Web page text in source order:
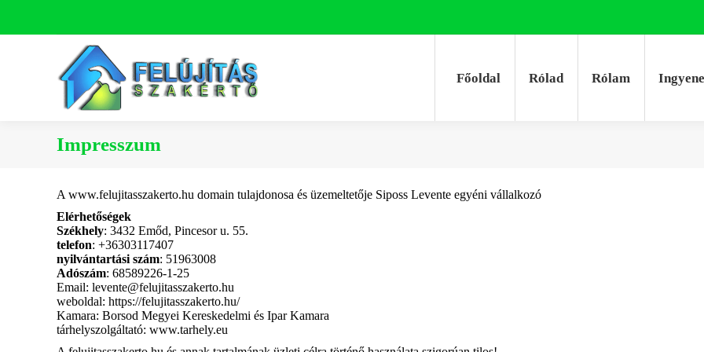
Főoldal Rólad Rólam
Impresszum
A www.felujitasszakerto.hu domain tulajdonosa és üzemeltetője Siposs Levente egyéni vállalkozó
Elérhetőségek
Székhely: 3432 Emőd, Pincesor u. 55.
telefon: +36303117407
nyilvántartási szám: 51963008
Adószám: 68589226-1-25
Email: levente@felujitasszakerto.hu
weboldal: https://felujitasszakerto.hu/
Kamara: Borsod Megyei Kereskedelmi és Ipar Kamara
tárhelyszolgáltató: www.tarhely.eu